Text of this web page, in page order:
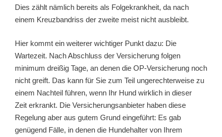
Dies zählt nämlich bereits als Folgekrankheit, da nach
einem Kreuzbandriss der zweite meist nicht ausbleibt.
Hier kommt ein weiterer wichtiger Punkt dazu: Die
Wartezeit. Nach Abschluss der Versicherung folgen
minimum dreißig Tage, an denen die OP-Versicherung noch
nicht greift. Das kann für Sie zum Teil ungerechterweise zu
einem Nachteil führen, wenn Ihr Hund wirklich in dieser
Zeit erkrankt. Die Versicherungsanbieter haben diese
Regelung aber aus gutem Grund eingeführt: Es gab
genügend Fälle, in denen die Hundehalter von Ihrem